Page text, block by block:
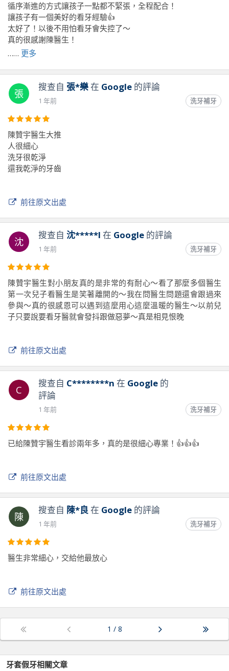
循序漸進的方式讓孩子一點都不緊張，全程配合！
讓孩子有一個美好的看牙經驗👍
太好了！以後不用怕看牙會失控了～
真的很感謝陳醫生！
前往原文出處
…… 更多
張
搜查自 張*樂在 Google的評論
1 年前 洗牙補牙
陳贊宇醫生大推
人很細心
洗牙很乾淨
還我乾淨的牙齒
前往原文出處
沈
搜查自 沈*****l 在 Google的評論
1 年前 洗牙補牙
陳贊宇醫生對小朋友真的是非常的有耐心～看了那麼多個醫生
第一次兒子看醫生是笑著離開的～我在問醫生問題還會跟過來
參與～真的很感恩可以遇到這麼用心這麼溫暖的醫生～以前兒
子只要說要看牙醫就會發抖跟做惡夢～真是相見恨晚
前往原文出處
C
搜查自 C********n 在 Google的
評論
1 年前 洗牙補牙
已給陳贊宇醫生看診兩年多，真的是很細心專業！👍👍👍
前往原文出處
陳
搜查自 陳*良 在 Google的評論
1 年前 洗牙補牙
醫生非常細心，交給他最放心
前往原文出處
1 / 8
牙套假牙相關文章